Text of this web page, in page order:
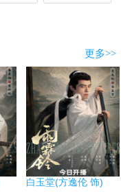
更多>>
白玉堂(方逸伦 饰)